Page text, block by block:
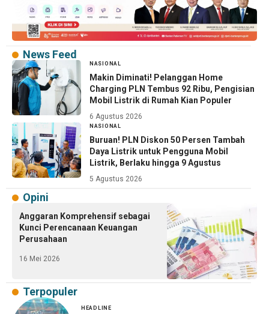
News Feed
NASIONAL
Makin Diminati! Pelanggan Home
Charging PLN Tembus 92 Ribu, Pengisian
Mobil Listrik di Rumah Kian Populer
6 Agustus 2026
NASIONAL
Buruan! PLN Diskon 50 Persen Tambah
Daya Listrik untuk Pengguna Mobil
Listrik, Berlaku hingga 9 Agustus
5 Agustus 2026
Opini
Anggaran Komprehensif sebagai
Kunci Perencanaan Keuangan
Perusahaan
16 Mei 2026
Terpopuler
HEADLINE